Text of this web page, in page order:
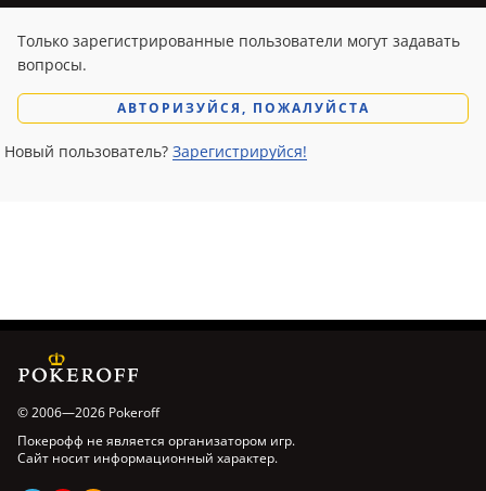
Только зарегистрированные пользователи могут задавать
вопросы.
АВТОРИЗУЙСЯ, ПОЖАЛУЙСТА
Новый пользователь? Зарегистрируйся!
© 2006—2026 Pokeroff
Покерофф не является организатором игр.
Сайт носит информационный характер.